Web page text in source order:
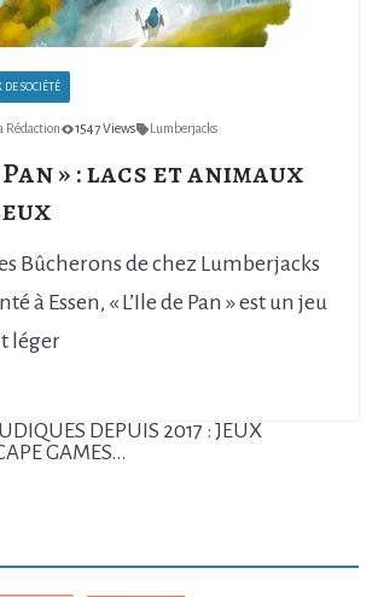
DE SOCIÉTÉ
Rédaction 1547 Views Lumberjacks
Pan » : lacs et animaux
Bûcherons de chez Lumberjacks
à Essen, « L’Ile de Pan » est un jeu
léger
DEPUIS 2017 : JEUX
GAMES...